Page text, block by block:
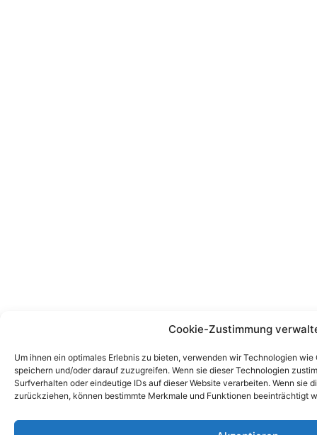
Cookie-Zustimmung
Um ihnen ein optimales Erlebnis zu bieten, verwenden wir Technologien
speichern und/oder darauf zuzugreifen. Wenn sie dieser Technologien
Surfverhalten oder eindeutige IDs auf dieser Website verarbeiten. Wenn sie
zurückziehen, können bestimmte Merkmale und Funktionen beeinträchtigt